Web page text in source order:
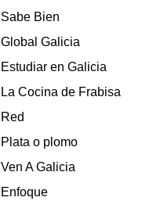
Sabe Bien
Global Galicia
Estudiar en Galicia
La Cocina de Frabisa
Red
Plata o plomo
Ven A Galicia
Enfoque